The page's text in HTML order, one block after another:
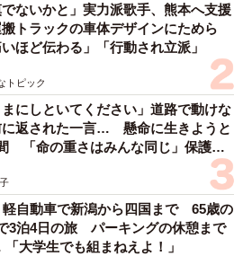
オススメの食べ方はあります
添のきな粉です。そのきな粉は明
こだわりきな粉です。それ以外に
り、フルーツポンチに浮かべた
べてタピオカ気分やかき氷のシロ
したり…と食べ方は無限に広がり
でないかと」実力派歌手、熊本へ支援
トラックの車体デザインにためら
ほど伝わる」「行動され立派」
トピック
まにしといてください」道路で動けな
に返された一言… 懸命に生きようと
「命の重さはみんな同じ」保護団
軽自動車で新潟から四国まで 65歳の
3泊4日の旅 パーキングの休憩まで
大学生でも組まねえよ！」